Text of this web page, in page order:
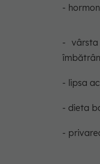
-
-
- lipsa
- dieta
-